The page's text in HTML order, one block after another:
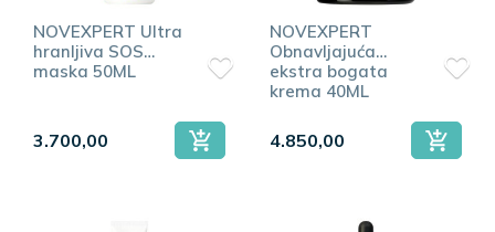
NOVEXPERT Ultra
hranljiva SOS
maska 50ML
3.700,00
NOVEXPERT
Obnavljajuća
ekstra bogata
krema 40ML
4.850,00